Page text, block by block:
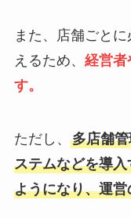
また、店舗ごと
えるため、 経営者
す。
ただし、 多店舗
ステムなどを導
ようになり、運